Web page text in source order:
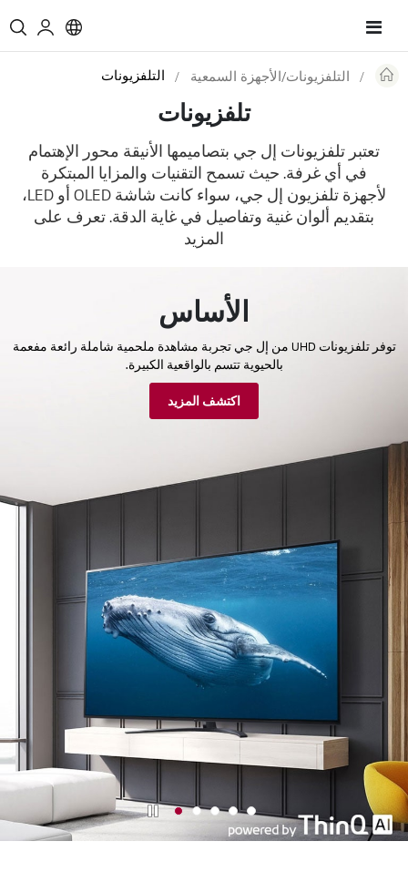
Toggle
التلفزيونات/الأجهزة السمعية التلفزيونات
تلفزيونات
تعتبر تلفزيونات إل جي بتصاميمها الأنيقة محور الإهتمام
في أي غرفة. حيث تسمح التقنيات والمزايا المبتكرة
لأجهزة تلفزيون إل جي، سواء كانت شاشة OLED أو LED،
بتقديم ألوان غنية وتفاصيل في غاية الدقة. تعرف على
المزيد
الأساس
توفر تلفزيونات UHD من إل جي تجربة مشاهدة ملحمية شاملة رائعة مفعمة
بالحيوية تتسم بالواقعية الكبيرة.
اكتشف المزيد